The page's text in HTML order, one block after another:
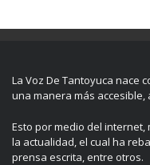
La Voz De Tantoyuca nace
una manera más
Esto por medio del
la actualidad, el cual ha
prensa escrita, entre otros.